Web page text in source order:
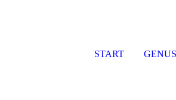
START